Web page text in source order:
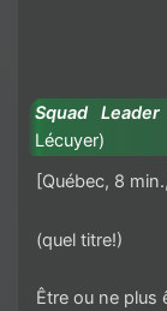
Squad
Lécuyer)
[Québec, 8
(quel titre!)
Être ou ne plus